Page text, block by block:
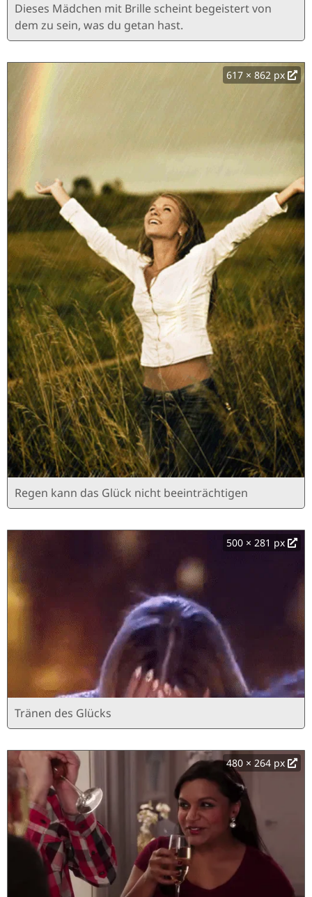
Dieses Mädchen mit Brille scheint begeistert von
dem zu sein, was du getan hast.
617 × 862 px
Regen kann das Glück nicht beeinträchtigen
500 × 281 px
Tränen des Glücks
480 × 264 px